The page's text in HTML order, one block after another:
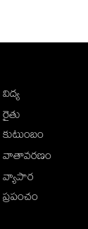
విద్య
రైతు
కుటుంబం
వాతావరణం
వ్యాపార
ప్రపంచం